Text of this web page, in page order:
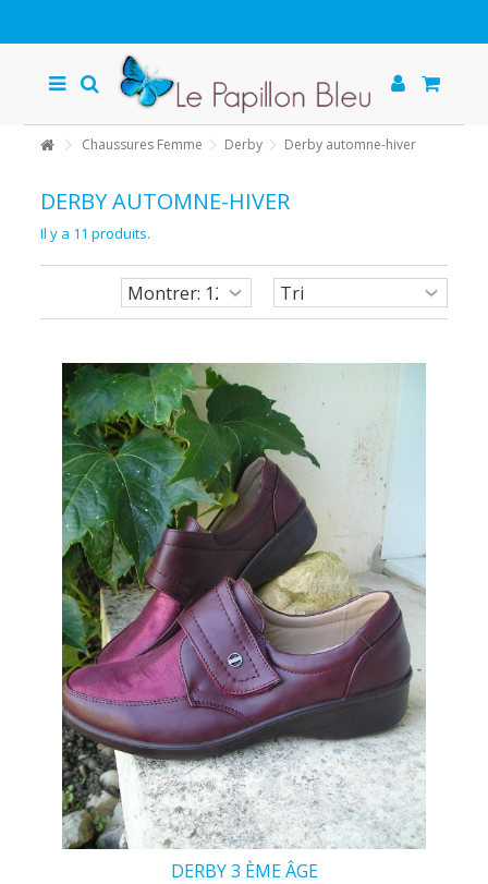
Chaussures Femme Derby Derby automne-hiver
DERBY AUTOMNE-HIVER
Il y a 11 produits.
DERBY 3 ÈME ÂGE